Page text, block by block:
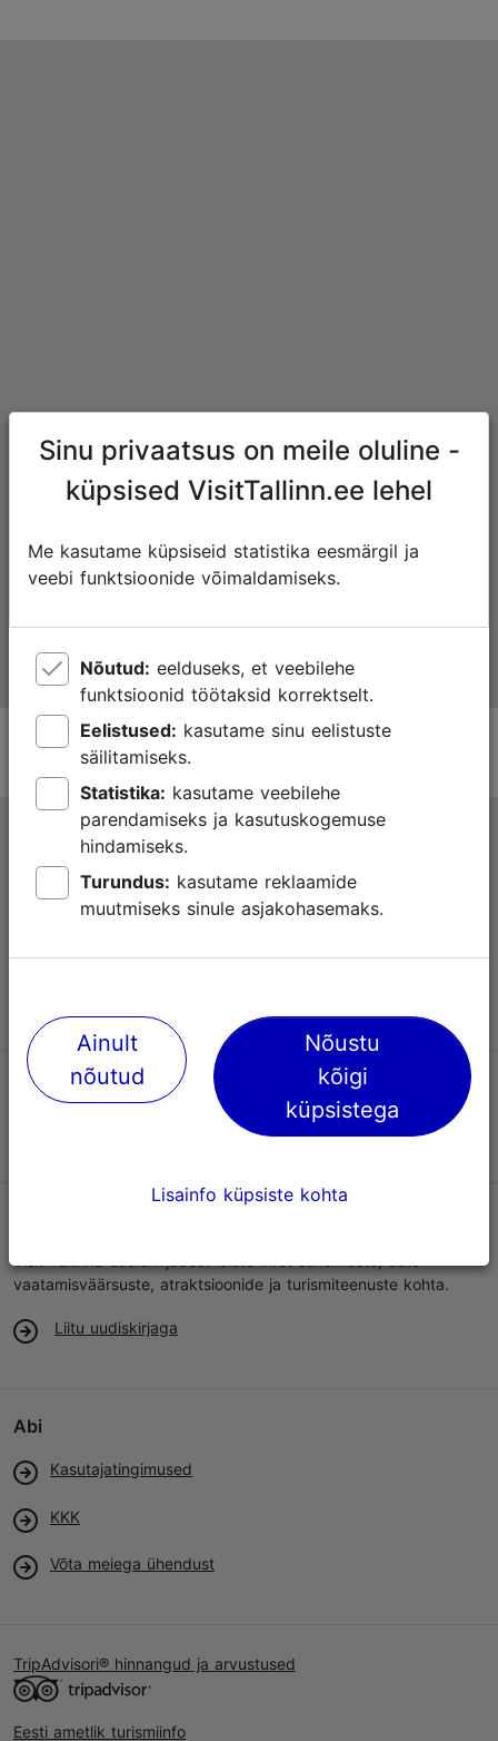
Tallinna turismiinfokeskus
Niguliste 2, 10146 Tallinn, Eesti
Jälgi meid @ VisitTallinn
vaatamisväärsuste, atraktsioonide ja turismiteenuste kohta.
Liitu uudiskirjaga
Abi
Kasutajatingimused
KKK
Võta meiega ühendust
TripAdvisori® hinnangud ja arvustused
Eesti ametlik turismiinfo
Sinu privaatsus on meile oluline -
küpsised VisitTallinn.ee lehel
Me kasutame küpsiseid statistika eesmärgil ja
veebi funktsioonide võimaldamiseks.
Nõutud:
funktsioonid töötaksid korrektselt.
Eelistused:
säilitamiseks.
Statistika:
parendamiseks ja kasutuskogemuse
hindamiseks.
Turundus:
muutmiseks sinule asjakohasemaks.
Ainult
nõutud
Nõustu
kõigi
küpsistega
Lisainfo küpsiste kohta